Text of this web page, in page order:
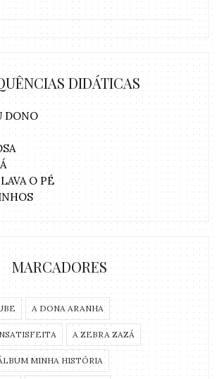
DIDÁTICAS
DONO
O PÉ
MARCADORES
A DONA ARANHA
A ZEBRA ZAZÁ
MINHA HISTÓRIA